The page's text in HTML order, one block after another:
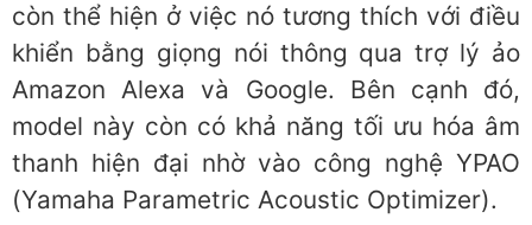
còn thể hiện ở việc nó tương thích với điều
khiển bằng giọng nói thông qua trợ lý ảo
Amazon Alexa và Google. Bên cạnh đó,
model này còn có khả năng tối ưu hóa âm
thanh hiện đại nhờ vào công nghệ YPAO
(Yamaha Parametric Acoustic Optimizer).